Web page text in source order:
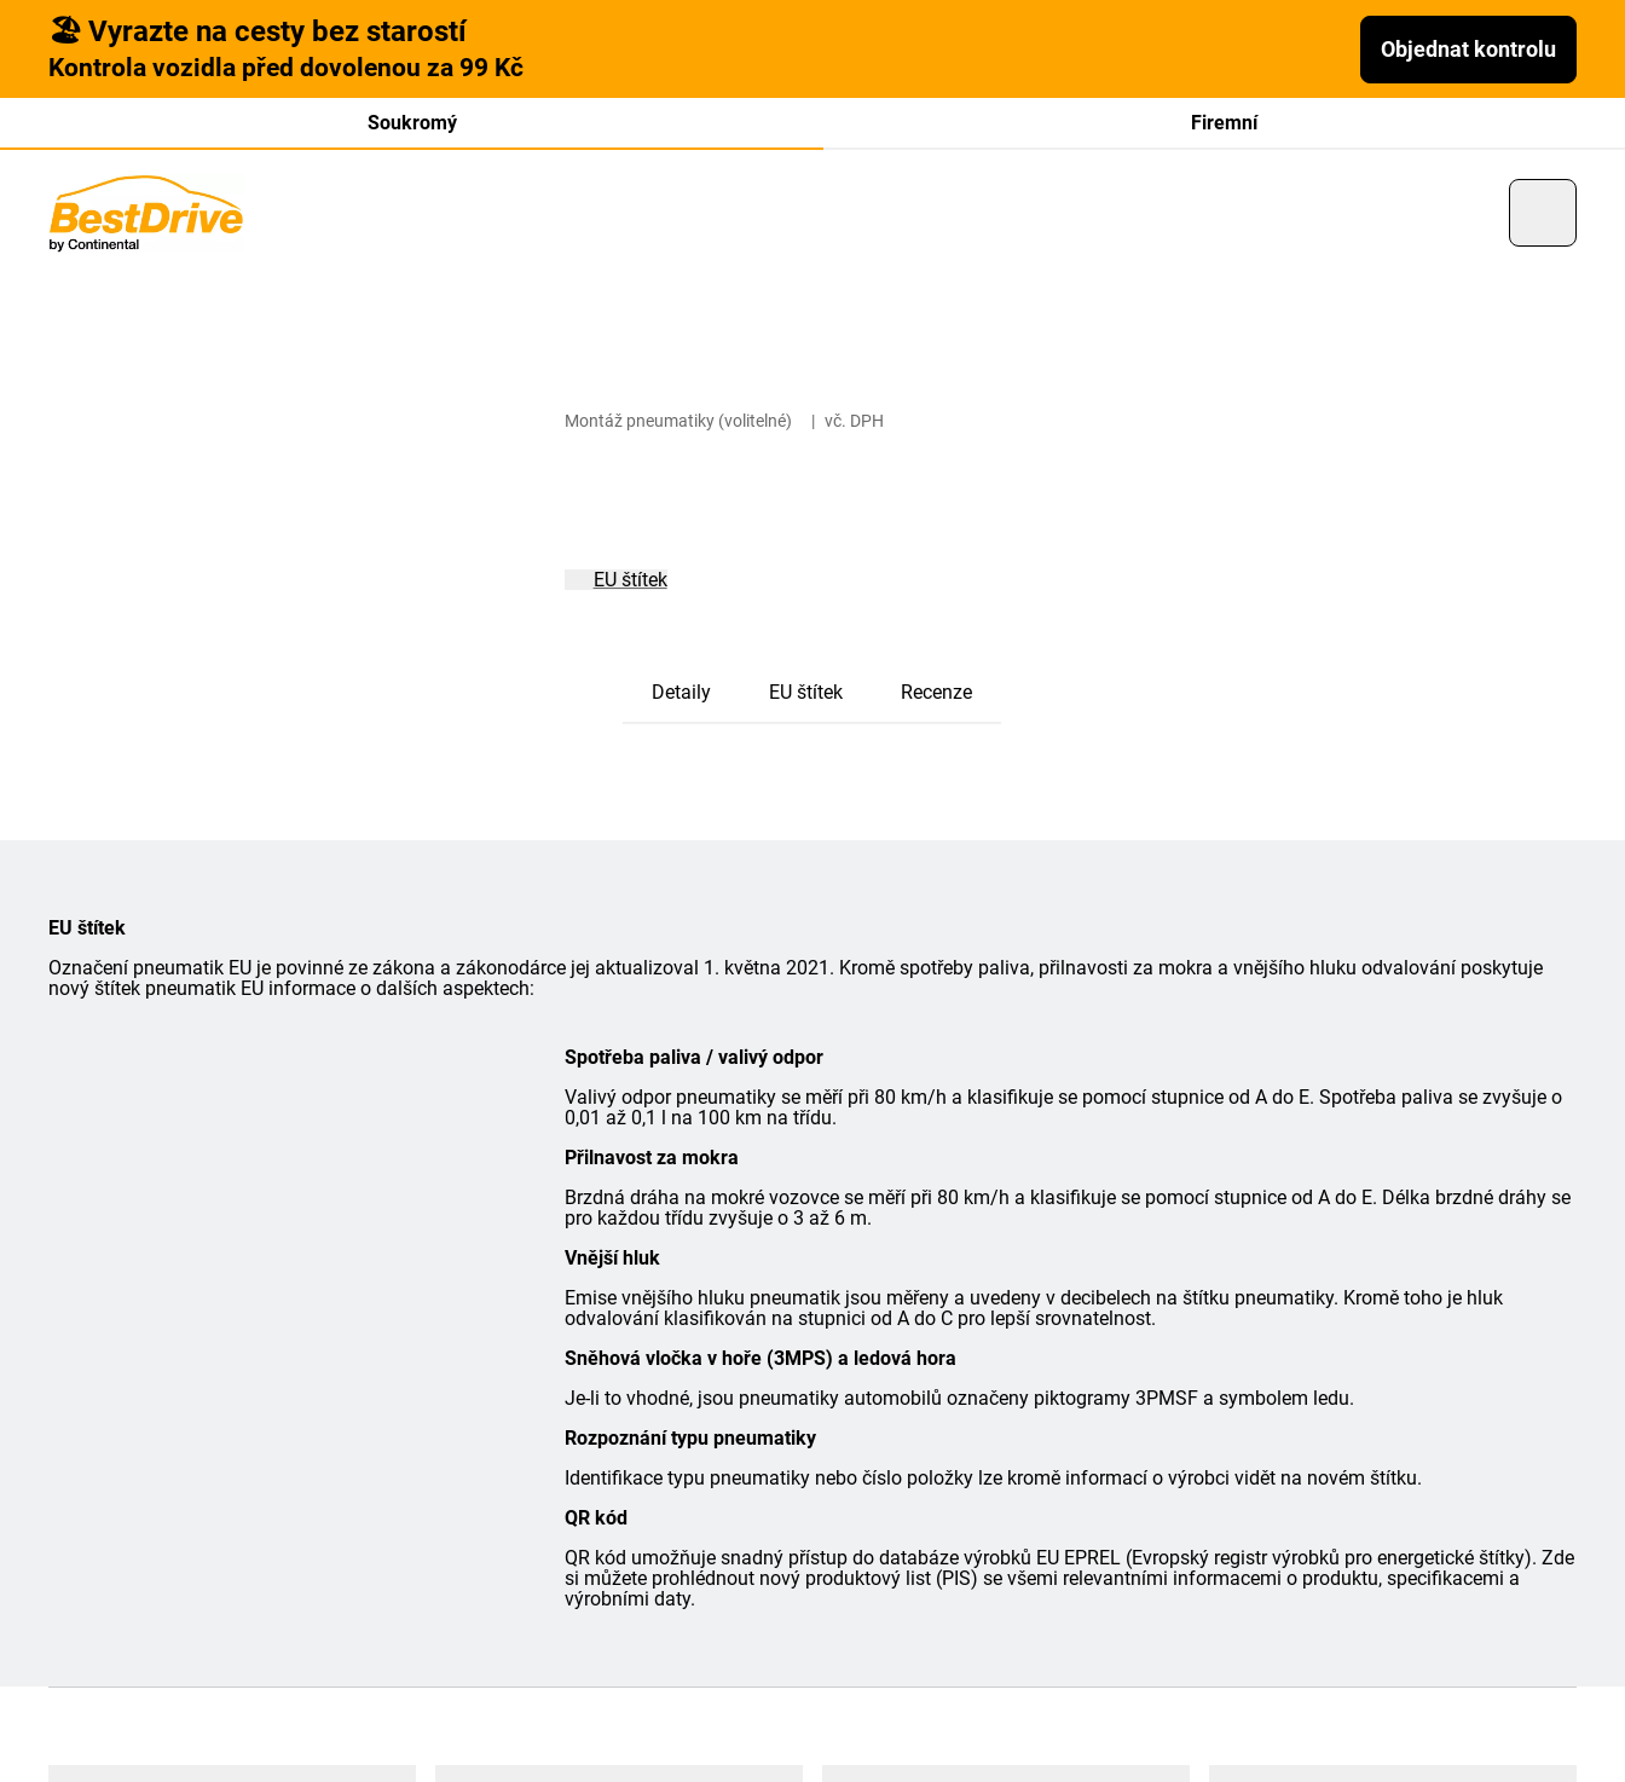
🏖️ Vyrazte na cesty bez starostí
Kontrola vozidla před dovolenou za 99 Kč
Objednat kontrolu
Soukromý Firemní
Montáž pneumatiky (volitelné) | vč. DPH
EU štítek
Detaily EU štítek Recenze
EU štítek
Označení pneumatik EU je povinné ze zákona a zákonodárce jej aktualizoval 1. května 2021. Kromě spotřeby paliva, přilnavosti za mokra a vnějšího hluku odvalování poskytuje
nový štítek pneumatik EU informace o dalších aspektech:
Spotřeba paliva / valivý odpor
Valivý odpor pneumatiky se měří při 80 km/h a klasifikuje se pomocí stupnice od A do E. Spotřeba paliva se zvyšuje o
0,01 až 0,1 l na 100 km na třídu.
Přilnavost za mokra
Brzdná dráha na mokré vozovce se měří při 80 km/h a klasifikuje se pomocí stupnice od A do E. Délka brzdné dráhy se
pro každou třídu zvyšuje o 3 až 6 m.
Vnější hluk
Emise vnějšího hluku pneumatik jsou měřeny a uvedeny v decibelech na štítku pneumatiky. Kromě toho je hluk
odvalování klasifikován na stupnici od A do C pro lepší srovnatelnost.
Sněhová vločka v hoře (3MPS) a ledová hora
Je-li to vhodné, jsou pneumatiky automobilů označeny piktogramy 3PMSF a symbolem ledu.
Rozpoznání typu pneumatiky
Identifikace typu pneumatiky nebo číslo položky lze kromě informací o výrobci vidět na novém štítku.
QR kód
QR kód umožňuje snadný přístup do databáze výrobků EU EPREL (Evropský registr výrobků pro energetické štítky). Zde
si můžete prohlédnout nový produktový list (PIS) se všemi relevantními informacemi o produktu, specifikacemi a
výrobními daty.